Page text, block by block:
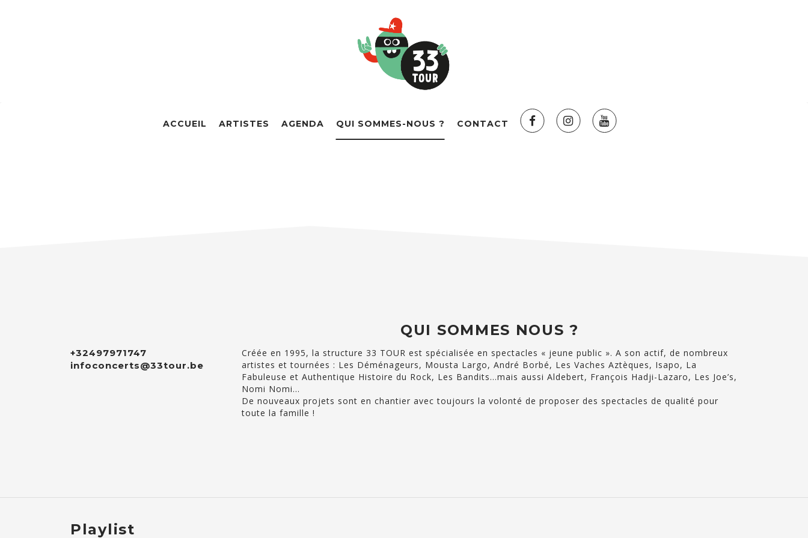
ACCUEIL ARTISTES AGENDA QUI SOMMES-NOUS ? CONTACT
+32497971747
infoconcerts@33tour.be
QUI SOMMES NOUS ?
Créée en 1995, la structure 33 TOUR est spécialisée en spectacles « jeune public ». A son actif, de nombreux
artistes et tournées : Les Déménageurs, Mousta Largo, André Borbé, Les Vaches Aztèques, Isapo, La
Fabuleuse et Authentique Histoire du Rock, Les Bandits…mais aussi Aldebert, François Hadji-Lazaro, Les Joe’s,
Nomi Nomi…
De nouveaux projets sont en chantier avec toujours la volonté de proposer des spectacles de qualité pour
toute la famille !
Playlist